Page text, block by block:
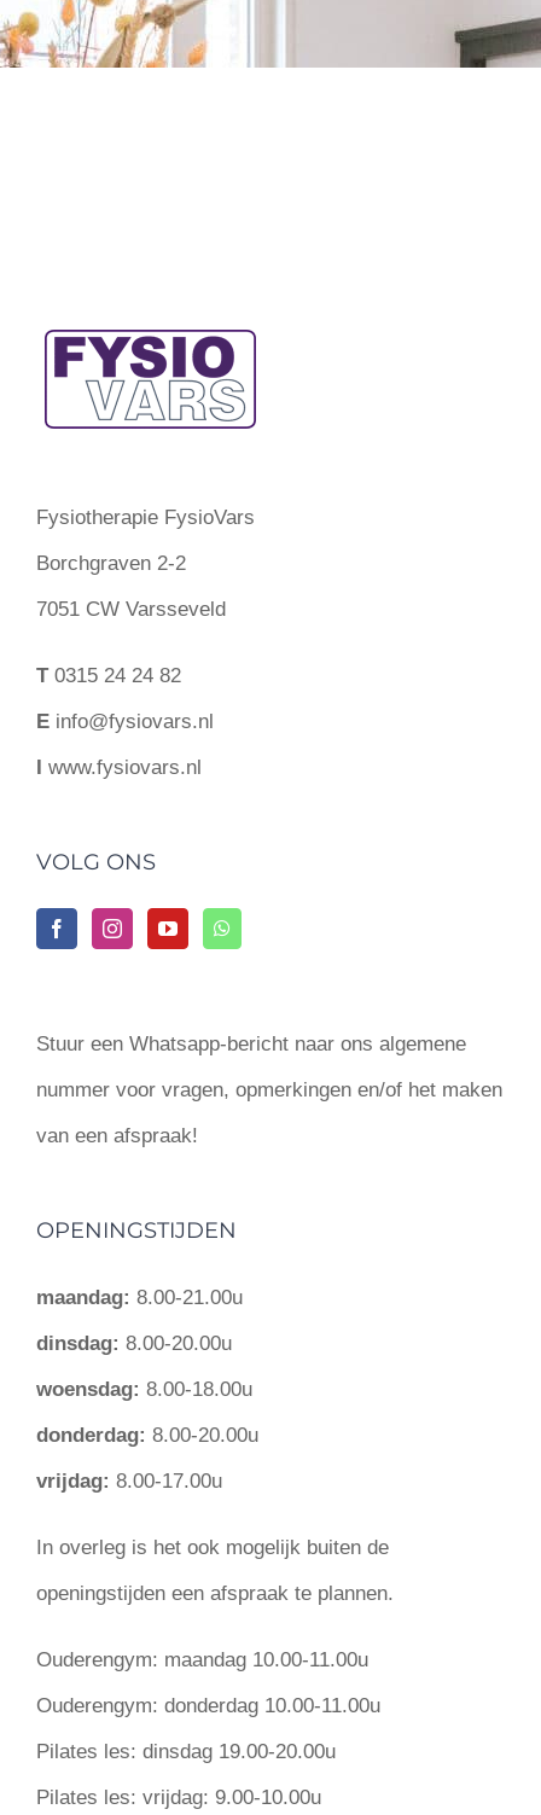
Fysiotherapie FysioVars
Borchgraven 2-2
7051 CW Varsseveld
T0315 24 24 82
E info@fysiovars.nl
I www.fysiovars.nl
VOLG ONS
Stuur een Whatsapp-bericht naar ons algemene
nummer voor vragen, opmerkingen en/of het maken
van een afspraak!
OPENINGSTIJDEN
maandag: 8.00-21.00u
dinsdag: 8.00-20.00u
woensdag: 8.00-18.00u
donderdag: 8.00-20.00u
vrijdag: 8.00-17.00u
In overleg is het ook mogelijk buiten de
openingstijden een afspraak te plannen.
Ouderengym: maandag 10.00-11.00u
Ouderengym: donderdag 10.00-11.00u
Pilates les: dinsdag 19.00-20.00u
Pilates les: vrijdag: 9.00-10.00u